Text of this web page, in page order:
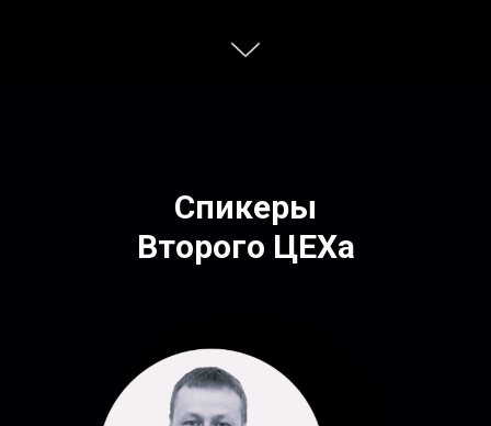
Спикеры
Второго ЦЕХа